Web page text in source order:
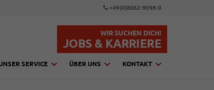
+49(0)8062-9098-0
WIR SUCHEN DICH!
JOBS & KARRIERE
SERVICE ÜBER UNS KONTAKT